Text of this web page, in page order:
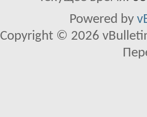
Powered by
Copyright © 2026